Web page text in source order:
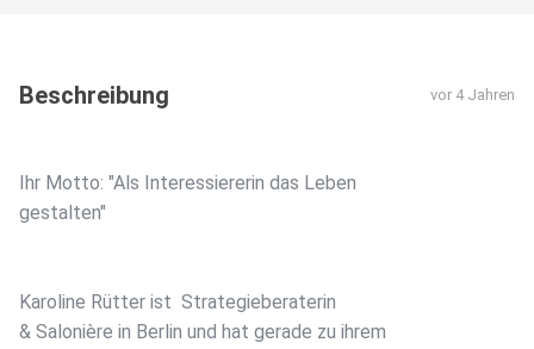
Beschreibung vor 4 Jahren
Ihr Motto: "Als Interessiererin das Leben
gestalten"
Karoline Rütter ist Strategieberaterin
& Salonière in Berlin und hat gerade zu ihrem